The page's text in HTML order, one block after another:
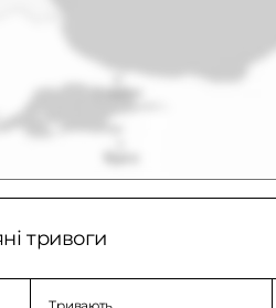
тривоги